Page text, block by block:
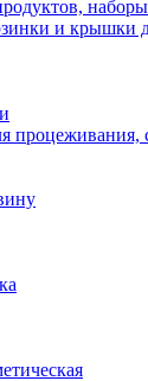
и крышки
процеживания,